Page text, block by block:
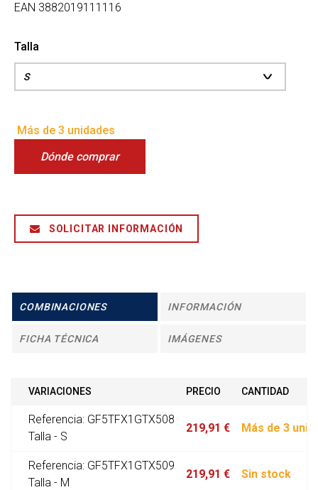
EAN 3882019111116
Talla
Más de 3 unidades
Dónde comprar
SOLICITAR INFORMACIÓN
COMBINACIONES INFORMACIÓN
FICHA TÉCNICA IMÁGENES
VARIACIONES PRECIO CANTIDAD
Referencia: GF5TFX1GTX508
Talla - S
219,91 € Más de 3
Referencia: GF5TFX1GTX509
Talla - M
219,91 € Sin stock